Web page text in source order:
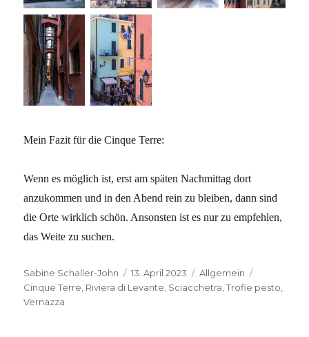
Mein Fazit für die Cinque Terre:
Wenn es möglich ist, erst am späten Nachmittag dort
anzukommen und in den Abend rein zu bleiben, dann sind
die Orte wirklich schön. Ansonsten ist es nur zu empfehlen,
das Weite zu suchen.
Autor
Sabine Schaller-John
Veröffentlicht
am
13. April 2023 Kategorien
Allgemein
Cinque Terre, Riviera di Levante, Sciacchetra,Trofie pesto,
Vernazza